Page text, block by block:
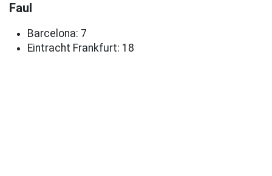
Faul
Barcelona: 7
Eintracht Frankfurt: 18